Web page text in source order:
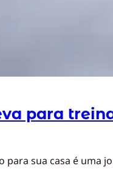
para
para sua casa é uma